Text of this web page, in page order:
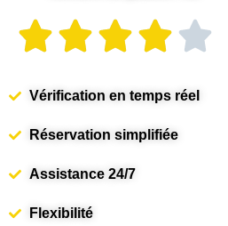
Vérification en temps réel
Réservation simplifiée
Assistance 24/7
Flexibilité